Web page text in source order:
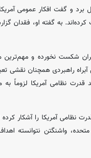
و گفت افکار عمومی
کرده‌اند. به گفته او، فقدان
شکست نخورده و
راهبردی همچنان نقشی
نظامی آمریکا لزوماً
نظامی آمریکا را آشکار
واشنگتن نتوانسته